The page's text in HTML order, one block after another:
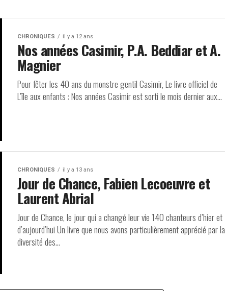
CHRONIQUES il y a 12 ans
Nos années Casimir, P.A. Beddiar et A.
Magnier
Pour fêter les 40 ans du monstre gentil Casimir, Le livre officiel de
L’île aux enfants : Nos années Casimir est sorti le mois dernier aux...
CHRONIQUES il y a 13 ans
Jour de Chance, Fabien Lecoeuvre et
Laurent Abrial
Jour de Chance, le jour qui a changé leur vie 140 chanteurs d’hier et
d’aujourd’hui Un livre que nous avons particulièrement apprécié par la
diversité des...